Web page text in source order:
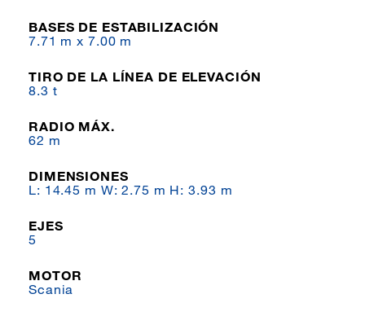
BASES DE ESTABILIZACIÓN
7.71 m x 7.00 m
TIRO DE LA LÍNEA DE ELEVACIÓN
8.3 t
RADIO MÁX.
62 m
DIMENSIONES
L: 14.45 m W: 2.75 m H: 3.93 m
EJES
5
MOTOR
Scania